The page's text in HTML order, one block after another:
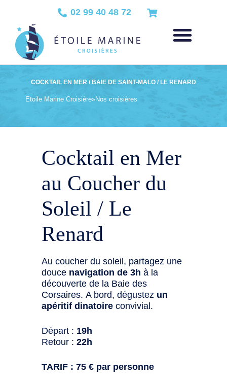
02 99 40 48 72
COCKTAIL EN MER / BAIE DE SAINT-MALO / LE RENARD
Etoile Marine Croisière»Nos croisières
Cocktail en Mer
au Coucher du
Soleil / Le
Renard
Au coucher du soleil, partagez une
douce navigation de 3h à la
découverte de la Baie des
Corsaires. A bord, dégustez un
apéritif dinatoire convivial.
Départ : 19h
Retour : 22h
TARIF : 75 € par personne